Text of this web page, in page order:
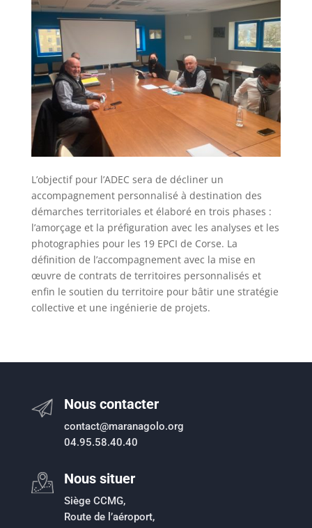
L’objectif pour l’ADEC sera de décliner un
accompagnement personnalisé à destination des
démarches territoriales et élaboré en trois phases :
l’amorçage et la préfiguration avec les analyses et les
photographies pour les 19 EPCI de Corse. La
définition de l’accompagnement avec la mise en
œuvre de contrats de territoires personnalisés et
enfin le soutien du territoire pour bâtir une stratégie
collective et une ingénierie de projets.
Nous contacter
contact@maranagolo.org
04.95.58.40.40
Nous situer
Siège CCMG,
Route de l’aéroport,